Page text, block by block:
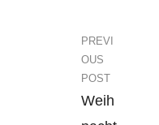
PREVI
OUS
POST
Weih